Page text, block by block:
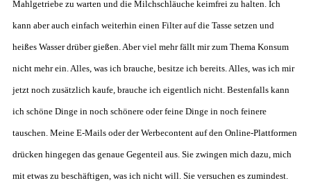
Mahlgetriebe zu warten und die Milchschläuche keimfrei zu halten. Ich
kann aber auch einfach weiterhin einen Filter auf die Tasse setzen und
heißes Wasser drüber gießen. Aber viel mehr fällt mir zum Thema Konsum
nicht mehr ein. Alles, was ich brauche, besitze ich bereits. Alles, was ich mir
jetzt noch zusätzlich kaufe, brauche ich eigentlich nicht. Bestenfalls kann
ich schöne Dinge in noch schönere oder feine Dinge in noch feinere
tauschen. Meine E-Mails oder der Werbecontent auf den Online-Plattformen
drücken hingegen das genaue Gegenteil aus. Sie zwingen mich dazu, mich
mit etwas zu beschäftigen, was ich nicht will. Sie versuchen es zumindest.